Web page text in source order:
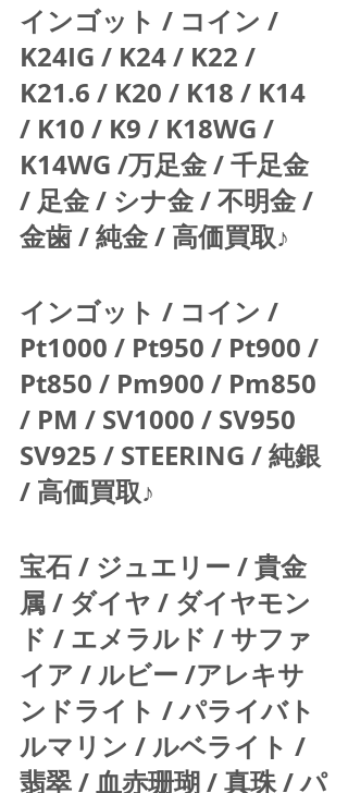
インゴット / コイン /
K24IG / K24 / K22 /
K21.6 / K20 / K18 / K14
/ K10 / K9 / K18WG /
K14WG /万足金 / 千足金
/ 足金 / シナ金 / 不明金 /
金歯 / 純金 / 高価買取♪
インゴット / コイン /
Pt1000 / Pt950 / Pt900 /
Pt850 / Pm900 / Pm850
/ PM / SV1000 / SV950
SV925 / STEERING / 純銀
/ 高価買取♪
宝石 / ジュエリー / 貴金
属 / ダイヤ / ダイヤモン
ド / エメラルド / サファ
イア / ルビー /アレキサ
ンドライト / パライバト
ルマリン / ルベライト /
翡翠 / 血赤珊瑚 / 真珠 / パ